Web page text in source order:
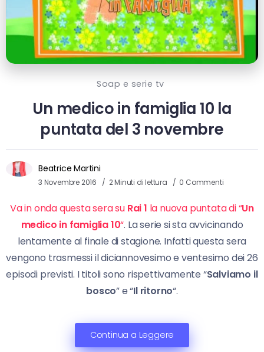
Soap e serie tv
Un medico in famiglia 10 la
puntata del 3 novembre
Beatrice Martini
3 Novembre 2016 2 Minuti di lettura 0 Commenti
Va in onda questa sera su Rai 1 la nuova puntata di “Un
medico in famiglia 10“. La serie si sta avvicinando
lentamente al finale di stagione. Infatti questa sera
vengono trasmessi il diciannovesimo e ventesimo dei 26
episodi previsti. I titoli sono rispettivamente “Salviamo il
bosco” e “Il ritorno“.
Continua a Leggere